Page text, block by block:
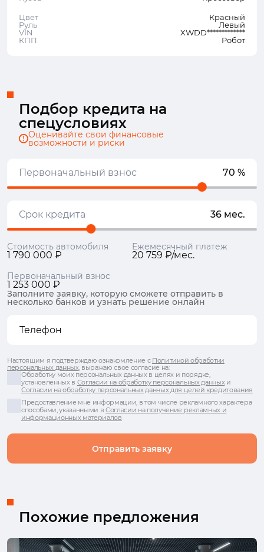
Цвет
Красный
Руль
Левый
VIN
XWDD*************
КПП
Робот
Подбор кредита на
спецусловиях
Оценивайте свои финансовые
возможности и риски
Первоначальный взнос 70 %
Срок кредита 36 мес.
Стоимость автомобиля
1 790 000 ₽
Ежемесячный платеж
20 759 ₽/мес.
Первоначальный взнос
1 253 000 ₽
Заполните заявку, которую сможете отправить в
несколько банков и узнать решение онлайн
Отправить заявку
Настоящим я подтверждаю ознакомление с Политикой обработки
персональных данных, выражаю свое согласие на:
Обработку моих персональных данных в целях и порядке,
установленных в Согласии на обработку персональных данныхи
Согласии на обработку персональных данных для целей кредитования
Предоставление мне информации, в том числе рекламного характера
способами, указанными вСогласии на получение рекламных и
информационных материалов
Похожие предложения